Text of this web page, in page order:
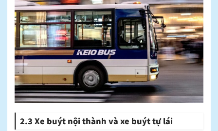
2.3 Xe buýt nội thành và xe buýt tự lái